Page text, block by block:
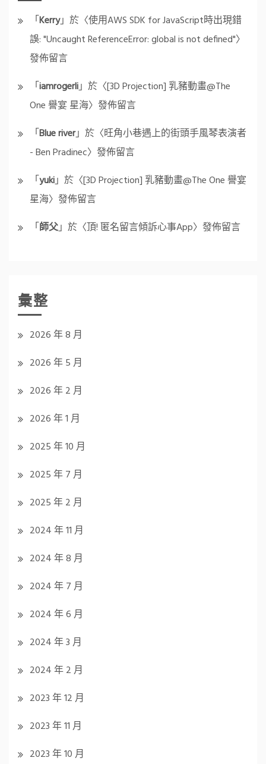
「Kerry」於〈使用AWS SDK for JavaScript時出現錯
誤: "Uncaught ReferenceError: global is not defined"〉
發佈留言
「iamrogerli」於〈[3D Projection] 乳豬動畫@The
One 譽宴 星海〉發佈留言
「Blue river」於〈旺角小巷遇上的街頭手風琴表演者
- Ben Pradinec〉發佈留言
「yuki」於〈[3D Projection] 乳豬動畫@The One 譽宴
星海〉發佈留言
「師父」於〈頂! 匿名留言傾訴心事App〉發佈留言
彙整
2026 年 8 月
2026 年 5 月
2026 年 2 月
2026 年 1 月
2025 年 10 月
2025 年 7 月
2025 年 2 月
2024 年 11 月
2024 年 8 月
2024 年 7 月
2024 年 6 月
2024 年 3 月
2024 年 2 月
2023 年 12 月
2023 年 11 月
2023 年 10 月